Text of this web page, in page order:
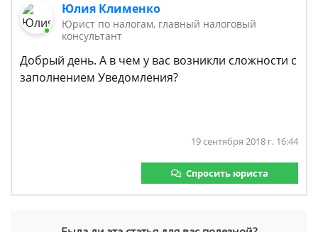
Юлия Клименко
Юрист по налогам, главный налоговый
консультант
Добрый день. А в чем у вас возникли сложности с
заполнением Уведомления?
19 сентября 2018 г. 16:44
Спросить юриста